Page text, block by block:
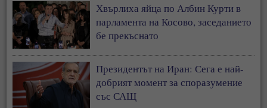
Хвърлиха яйца по Албин Курти в
парламента на Косово, заседанието
бе прекъснато
Президентът на Иран: Сега е най-
добрият момент за споразумение
със САЩ